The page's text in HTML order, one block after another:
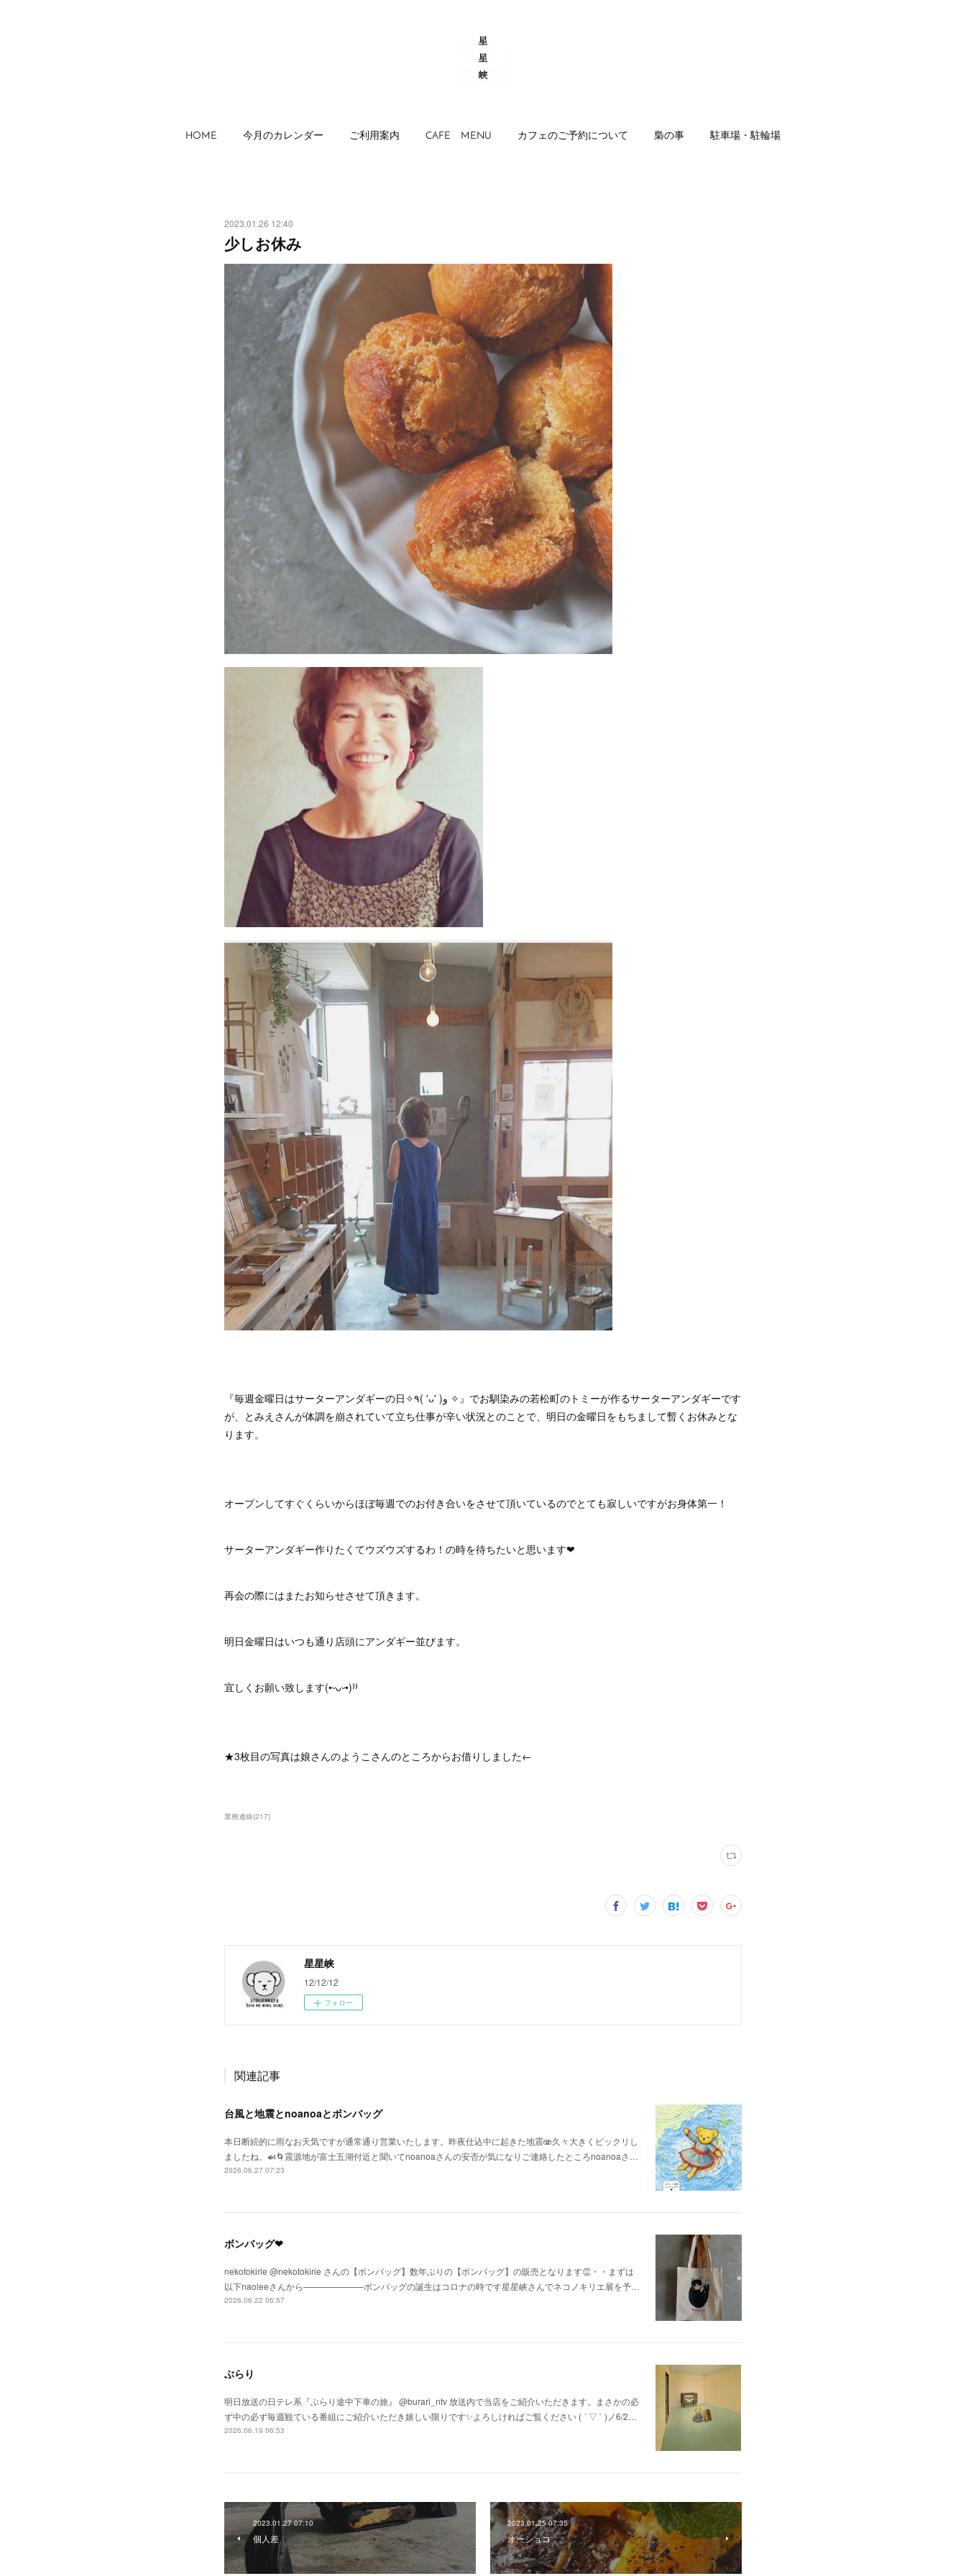
HOME 今月のカレンダー ご利用案内 CAFE MENU カフェのご予約について 梟の事 駐車場・駐輪場
2023.01.26 12:40
少しお休み
『毎週金曜日はサーターアンダギーの日✧٩( 'ᴗ' )و ✧』でお馴染みの若松町のトミーが作るサーターアンダギーです
が、とみえさんが体調を崩されていて立ち仕事が辛い状況とのことで、明日の金曜日をもちまして暫くお休みとな
ります。
オープンしてすぐくらいからほぼ毎週でのお付き合いをさせて頂いているのでとても寂しいですがお身体第一！
サーターアンダギー作りたくてウズウズするわ！の時を待ちたいと思います❤︎
再会の際にはまたお知らせさせて頂きます。
明日金曜日はいつも通り店頭にアンダギー並びます。
宜しくお願い致します(•ᵕᴗᵕ•)⁾⁾
★3枚目の写真は娘さんのようこさんのところからお借りしました←
業務連絡(217)
星星峡
12/12/12
フォロー
関連記事
台風と地震とnoanoaとボンバッグ
本日断続的に雨なお天気ですが通常通り営業いたします。昨夜仕込中に起きた地震🫨久々大きくビックリし
ましたね。🍛🌀震源地が富士五湖付近と聞いてnoanoaさんの安否が気になりご連絡したところnoanoaさ…
2026.06.27 07:23
ボンバッグ❤
nekotokirie @nekotokirie さんの【ボンバッグ】数年ぶりの【ボンバッグ】の販売となります👏・・まずは
以下naoleeさんから———————ボンバッグの誕生はコロナの時です星星峡さんでネコノキリエ展を予…
2026.06.22 06:57
ぶらり
明日放送の日テレ系『ぶらり途中下車の旅』 @burari_ntv 放送内で当店をご紹介いただきます。まさかの必
ず中の必ず毎週観ている番組にご紹介いただき嬉しい限りです✨よろしければご覧ください ( ´ ▽ ` )ノ6/2…
2026.06.19 06:53
2023.01.27 07:10
個人差
2023.01.25 07:35
オーショコ